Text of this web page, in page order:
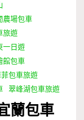
農場包車
旅遊
一日遊
館包車
包車旅遊
翠峰湖包車旅遊
蘭包車